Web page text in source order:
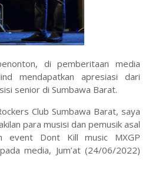
di pemberitaan media
mendapatkan apresiasi dari
senior di Sumbawa Barat.
Club Sumbawa Barat, saya
para musisi dan pemusik asal
event Dont Kill music MXGP
media, Jum’at (24/06/2022)